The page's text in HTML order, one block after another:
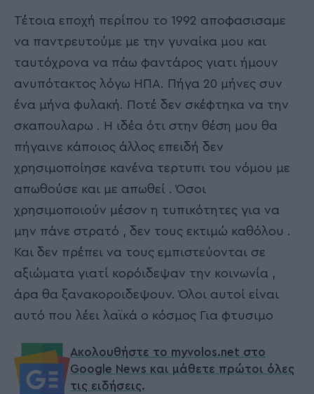
Τέτοια εποχή περίπου το 1992 αποφασισαμε
να παντρευτούμε με την γυναίκα μου και
ταυτόχρονα να πάω φαντάρος γιατι ήμουν
ανυπότακτος λόγω ΗΠΑ. Πήγα 20 μήνες συν
ένα μήνα φυλακή. Ποτέ δεν σκέφτηκα να την
σκαπουλαρω . Η ιδέα ότι στην θέση μου θα
πήγαινε κάποιος άλλος επειδή δεν
χρησιμοποίησε κανένα τερτυπι του νόμου με
απωθούσε και με απωθεί . Όσοι
χρησιμοποιούν μέσον η τυπικότητες για να
μην πάνε στρατό , δεν τους εκτιμώ καθόλου .
Και δεν πρέπει να τους εμπιστεύονται σε
αξιώματα γιατί κορόιδεψαν την κοινωνία ,
άρα θα ξανακοροιδεψουν. Όλοι αυτοί είναι
αυτό που λέει λαϊκά ο κόσμος Για φτυσιμο
Ακολουθήστε το myvolos.net στο
Google News και μάθετε πρώτοι όλες
τις ειδήσεις.